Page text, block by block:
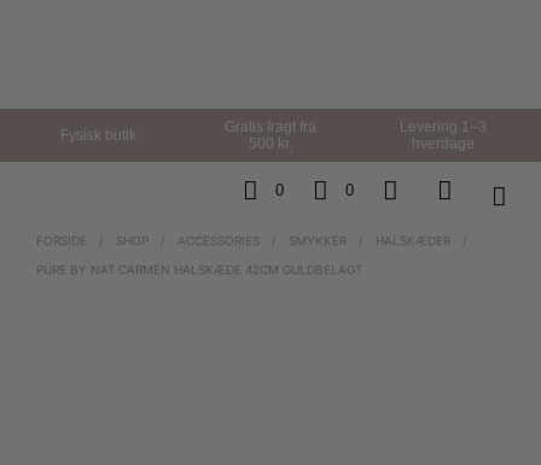
Fysisk butik
Gratis fragt fra
500 kr.
Levering 1–3
hverdage
0 0
FORSIDE / SHOP / ACCESSORIES / SMYKKER / HALSKÆDER
/
PURE BY NAT CARMEN HALSKÆDE 42CM GULDBELAGT